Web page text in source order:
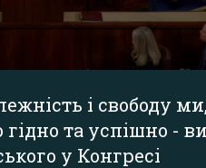
і свободу
та успішно -
у Конгресі